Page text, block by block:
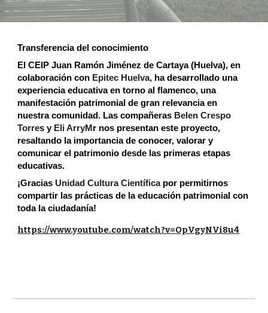
Transferencia del conocimiento
El CEIP Juan Ramón Jiménez de Cartaya (Huelva), en
colaboración con Epitec Huelva, ha desarrollado una
experiencia educativa en torno al flamenco, una
manifestación patrimonial de gran relevancia en
nuestra comunidad. Las compañeras Belen Crespo
Torres y Eli ArryMr nos presentan este proyecto,
resaltando la importancia de conocer, valorar y
comunicar el patrimonio desde las primeras etapas
educativas.
¡Gracias Unidad Cultura Científica por permitirnos
compartir las prácticas de la educación patrimonial con
toda la ciudadanía!
https://www.youtube.com/watch?v=OpVgyNVi8u4